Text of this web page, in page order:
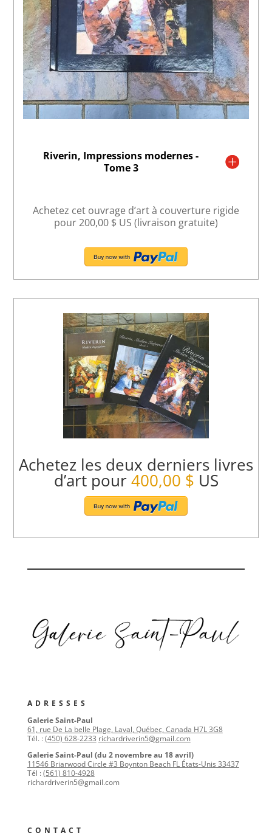
Riverin, Impressions modernes -
Tome 3
Achetez cet ouvrage d’art à couverture rigide
pour 200,00 $ US (livraison gratuite)
Achetez les deux derniers livres
d’art pour400,00 $ US
ADRESSES
Galerie Saint-Paul
61, rue De La belle Plage, Laval, Québec, Canada H7L 3G8
Tél. :(450) 628-2233 richardriverin5@gmail.com
Galerie Saint-Paul (du 2 novembre au 18 avril)
11546 Briarwood Circle #3 Boynton Beach FL États-Unis 33437
Tél :(561) 810-4928
richardriverin5@gmail.com
CONTACT